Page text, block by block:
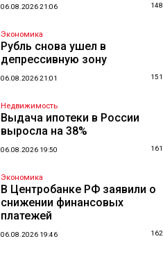
06.08.2026 21:06 148
Экономика
Рубль снова ушел в
депрессивную зону
06.08.2026 21:01 151
Недвижимость
Выдача ипотеки в России
выросла на 38%
06.08.2026 19:50 161
Экономика
В Центробанке РФ заявили о
снижении финансовых
платежей
06.08.2026 19:46 162